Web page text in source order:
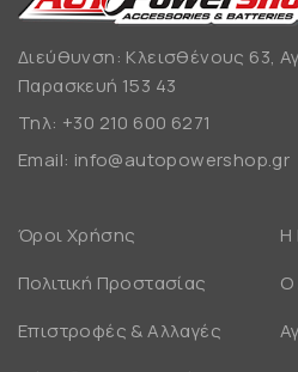
Διεύθυνση: Κλεισθένους 63,
Παρασκευή 153 43
Τηλ: +30 210 600 6271
Email: info@autopowershop.gr
Όροι Χρήσης
Πολιτική Προστασίας
Επιστροφές & Αλλαγές
Η
Ο